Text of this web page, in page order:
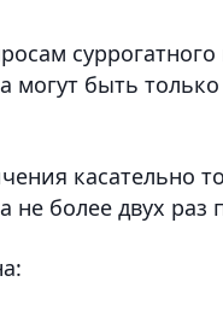
могут быть
касательно
не более двух раз